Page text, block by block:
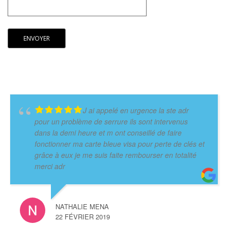
J ai appelé en urgence la ste adr
pour un problème de serrure ils sont intervenus
dans la demi heure et m ont conseillé de faire
fonctionner ma carte bleue visa pour perte de clés et
grâce à eux je me suis faite rembourser en totalité
merci adr
NATHALIE MENA
22 FÉVRIER 2019